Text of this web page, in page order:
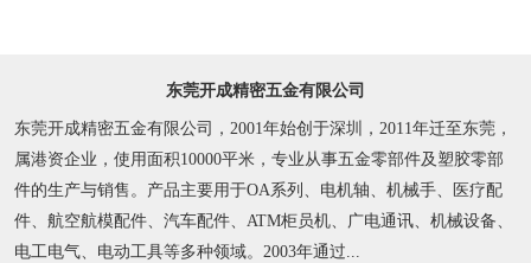
东莞开成精密五金有限公司
东莞开成精密五金有限公司，2001年始创于深圳，2011年迁至东莞，
属港资企业，使用面积10000平米，专业从事五金零部件及塑胶零部
件的生产与销售。产品主要用于OA系列、电机轴、机械手、医疗配
件、航空航模配件、汽车配件、ATM柜员机、广电通讯、机械设备、
电工电气、电动工具等多种领域。2003年通过...